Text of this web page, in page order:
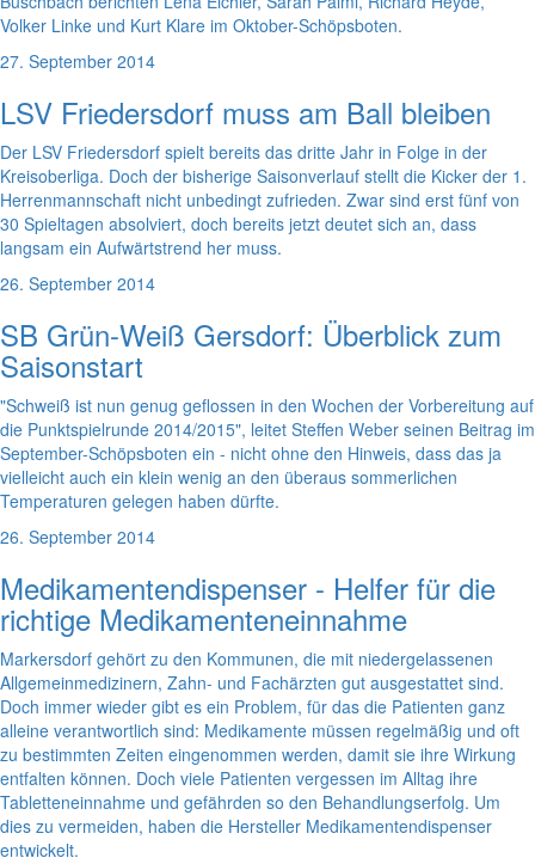
Volker Linke und Kurt Klare im Oktober-Schöpsboten.
27. September 2014
LSV Friedersdorf muss am Ball bleiben
Der LSV Friedersdorf spielt bereits das dritte Jahr in Folge in der
Kreisoberliga. Doch der bisherige Saisonverlauf stellt die Kicker der 1.
Herrenmannschaft nicht unbedingt zufrieden. Zwar sind erst fünf von
30 Spieltagen absolviert, doch bereits jetzt deutet sich an, dass
langsam ein Aufwärtstrend her muss.
26. September 2014
SB Grün-Weiß Gersdorf: Überblick zum
Saisonstart
"Schweiß ist nun genug geflossen in den Wochen der Vorbereitung auf
die Punktspielrunde 2014/2015", leitet Steffen Weber seinen Beitrag im
September-Schöpsboten ein - nicht ohne den Hinweis, dass das ja
vielleicht auch ein klein wenig an den überaus sommerlichen
Temperaturen gelegen haben dürfte.
26. September 2014
Medikamentendispenser - Helfer für die
richtige Medikamenteneinnahme
Markersdorf gehört zu den Kommunen, die mit niedergelassenen
Allgemeinmedizinern, Zahn- und Fachärzten gut ausgestattet sind.
Doch immer wieder gibt es ein Problem, für das die Patienten ganz
alleine verantwortlich sind: Medikamente müssen regelmäßig und oft
zu bestimmten Zeiten eingenommen werden, damit sie ihre Wirkung
entfalten können. Doch viele Patienten vergessen im Alltag ihre
Tabletteneinnahme und gefährden so den Behandlungserfolg. Um
dies zu vermeiden, haben die Hersteller Medikamentendispenser
entwickelt.